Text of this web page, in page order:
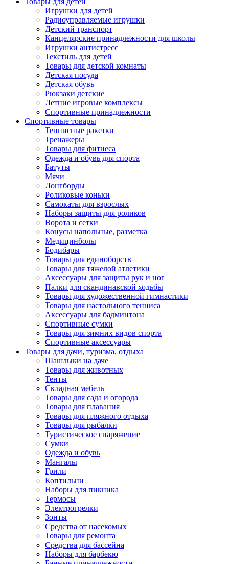
Игрушки для детей
Радиоуправляемые игрушки
Детский транспорт
Канцелярские принадлежности для школы
Игрушки антистресс
Текстиль для детей
Товары для детской комнаты
Детская посуда
Детская обувь
Рюкзаки детские
Летние игровые комплексы
Спортивные принадлежности
Спортивные товары
Теннисные ракетки
Тренажеры
Товары для фитнеса
Одежда и обувь для спорта
Батуты
Мячи
Лонгборды
Роликовые коньки
Самокаты для взрослых
Наборы защиты для роликов
Ворота и сетки
Конусы напольные, разметка
Медицинболы
Бодибары
Товары для единоборств
Товары для тяжелой атлетики
Аксессуары для защиты рук и ног
Палки для скандинавской ходьбы
Товары для художественной гимнастики
Товары для настольного тенниса
Аксессуары для бадминтона
Спортивные сумки
Товары для зимних видов спорта
Спортивные аксессуары
Товары для дачи, туризма, отдыха
Шашлыки на даче
Товары для животных
Тенты
Складная мебель
Товары для сада и огорода
Товары для плавания
Товары для пляжного отдыха
Товары для рыбалки
Туристическое снаряжение
Сумки
Одежда и обувь
Мангалы
Грили
Коптильни
Наборы для пикника
Термосы
Электрогрелки
Зонты
Средства от насекомых
Товары для ремонта
Средства для бассейна
Наборы для барбекю